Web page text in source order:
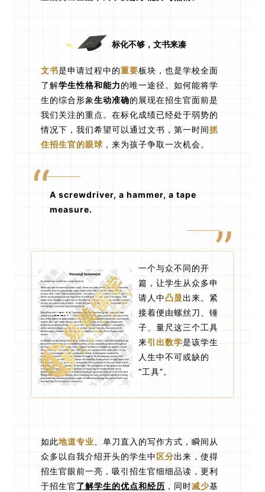
标化不够，文书来凑
文书是申请过程中的重要板块，也是学校全面
了解学生性格和能力的唯一途径。如何能将学
生的综合形象生动准确的展现在招生官面前是
我们关注的重点。在标化成绩已经处于弱势的
情况下，我们希望可以通过文书，第一时间抓
住招生官的眼球 ，来为孩子争取一次机会。
“A screwdriver, a hammer, a tape
measure.
”
一个与众不同的开
篇，让学生从众多申
请人中凸显出来。紧
接着便由螺丝刀、锤
子、量尺这三个工具
来引出数学是该学生
人生中不可或缺的
“工具”。
如此地道专业 、单刀直入的写作方式，瞬间从
众多以自我介绍开头的学生中区分出来，使得
招生官眼前一亮，吸引招生官细细品读，更利
于招生官了解学生的优点和经历 ，同时减少基